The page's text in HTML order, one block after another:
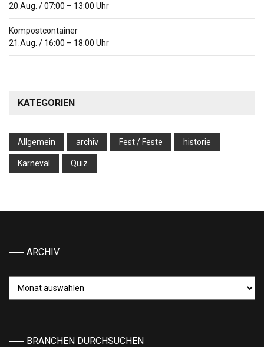
20.Aug. /07:00 – 13:00 Uhr
Kompostcontainer
21.Aug. / 16:00 – 18:00 Uhr
KATEGORIEN
Allgemein archiv Fest / Feste historie
Karneval Quiz
ARCHIV
BRANCHEN DURCHSUCHEN